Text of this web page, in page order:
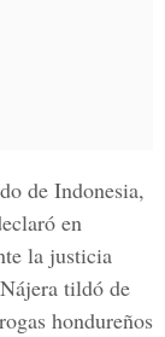
de Indonesia,
en
la justicia
tildó de
hondureños